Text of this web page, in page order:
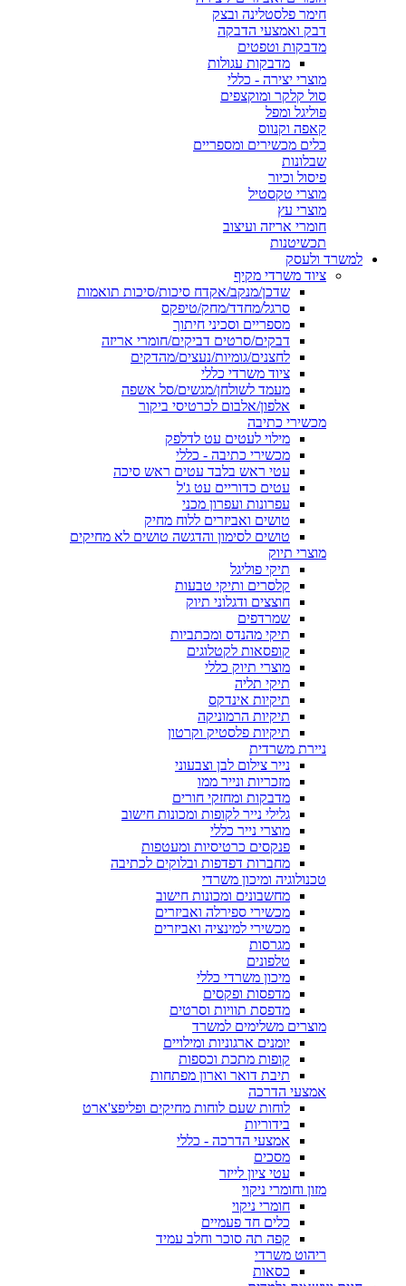
חימר פלסטלינה ובצק
דבק ואמצעי הדבקה
מדבקות וטפטים
מדבקות עגולות
מוצרי יצירה - כללי
סול קלקר ומוקצפים
פוליגל ומפל
קאפה וקנווס
כלים מכשירים ומספריים
שבלונות
פיסול וכיור
מוצרי טקסטיל
מוצרי עץ
חומרי אריזה ועיצוב
תכשיטנות
למשרד ולעסק
ציוד משרדי מקיף
שדכן/מנקב/אקדח סיכות/סיכות תואמות
סרגל/מחדד/מחק/טיפקס
מספריים וסכיני חיתוך
דבקים/סרטים דביקים/חומרי אריזה
לחצנים/גומיות/נעצים/מהדקים
ציוד משרדי כללי
מעמד לשולחן/מגשים/סל אשפה
אלפון/אלבום לכרטיסי ביקור
מכשירי כתיבה
מילוי לעטים עט לדלפק
מכשירי כתיבה - כללי
עטי ראש בלבד עטים ראש סיכה
עטים כדוריים עט ג'ל
עפרונות ועפרון מכני
טושים ואביזרים ללוח מחיק
טושים לסימון והדגשה טושים לא מחיקים
מוצרי תיוק
תיקי פוליגל
קלסרים ותיקי טבעות
חוצצים ודגלוני תיוק
שמרדפים
תיקי מהנדס ומכתביות
קופסאות לקטלוגים
מוצרי תיוק כללי
תיקי תליה
תיקיות אינדקס
תיקיות הרמוניקה
תיקיות פלסטיק וקרטון
ניירת משרדית
נייר צילום לבן וצבעוני
מזכריות ונייר ממו
מדבקות ומחזקי חורים
גלילי נייר לקופות ומכונות חישוב
מוצרי נייר כללי
פנקסים כרטיסיות ומעטפות
מחברות דפדפות ובלוקים לכתיבה
טכנולוגיה ומיכון משרדי
מחשבונים ומכונות חישוב
מכשירי ספירלה ואביזרים
מכשירי למינציה ואביזרים
מגרסות
טלפונים
מיכון משרדי כללי
מדפסות ופקסים
מדפסת תוויות וסרטים
מוצרים משלימים למשרד
יומנים ארגוניות ומילויים
קופות מתכת וכספות
תיבת דואר וארון מפתחות
אמצעי הדרכה
לוחות שעם לוחות מחיקים ופליפצ'ארט
בידוריות
אמצעי הדרכה - כללי
מסכים
עטי ציון לייזר
מזון וחומרי ניקוי
חומרי ניקוי
כלים חד פעמיים
קפה תה סוכר וחלב עמיד
ריהוט משרדי
כסאות